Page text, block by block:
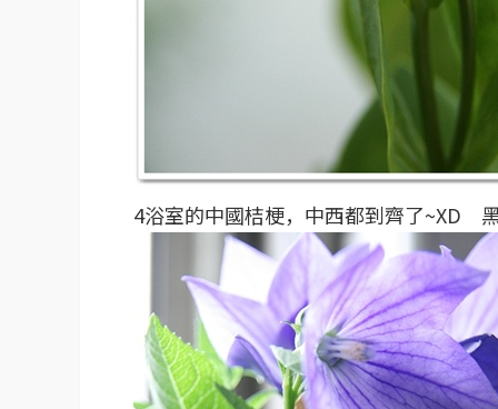
4浴室的中國桔梗，中西都到齊了~XD